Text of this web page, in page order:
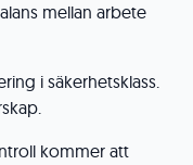
mellan arbete
i säkerhetsklass.
kommer att